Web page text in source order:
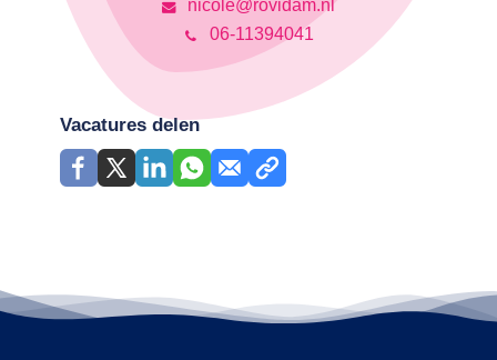
nicole@rovidam.nl
06-11394041
Vacatures delen